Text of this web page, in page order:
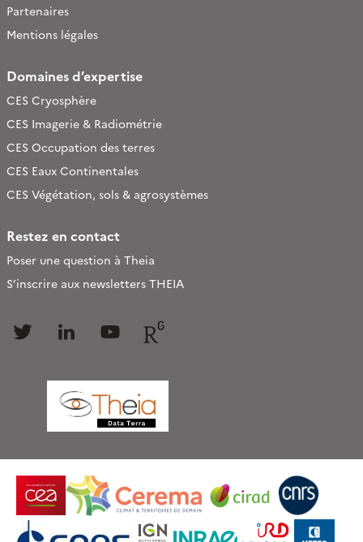
Partenaires
Mentions légales
Domaines d’expertise
CES Cryosphère
CES Imagerie & Radiométrie
CES Occupation des terres
CES Eaux Continentales
CES Végétation, sols & agrosystèmes
Restez en contact
Poser une question à Theia
S’inscrire aux newsletters THEIA
Follow Follow